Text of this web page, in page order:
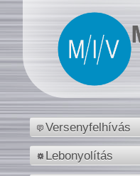
Versenyfelhívás
Lebonyolítás